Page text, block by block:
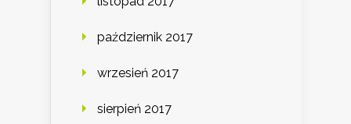
październik 2017
wrzesień 2017
sierpień 2017